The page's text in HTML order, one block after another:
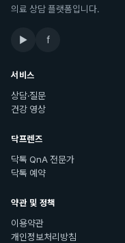
의료 상담 플랫폼입니다.
▶ f
서비스
상담·질문
건강 영상
닥프렌즈
닥톡 QnA 전문가
닥톡 예약
약관 및 정책
이용약관
개인정보처리방침